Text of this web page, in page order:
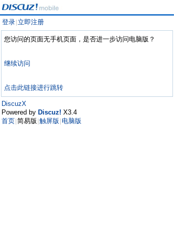
登录 立即注册
您访问的页面无手机页面，是否进一步访问电脑版？
继续访问
点击此链接进行跳转
DiscuzX
Powered by Discuz! X3.4
首页 简易版 触屏版 电脑版